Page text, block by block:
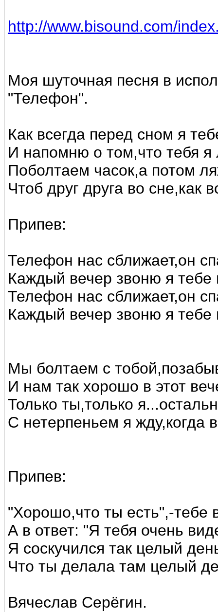
http://www.bisound.com/
Моя шуточная песня в
"Телефон".
Как всегда перед сном я
И напомню о том,что тебя
Поболтаем часок,а потом
Чтоб друг друга во сне,как
Припев:
Телефон нас сближает,он
Каждый вечер звоню я тебе
Телефон нас сближает,он
Каждый вечер звоню я тебе
Мы болтаем с
И нам так хорошо в этот
Только ты,только
С нетерпеньем я жду,когда
Припев:
"Хорошо,что ты есть",-тебе
А в ответ: "Я тебя очень
Я соскучился так целый
Что ты делала там целый
Вячеслав Серёгин.